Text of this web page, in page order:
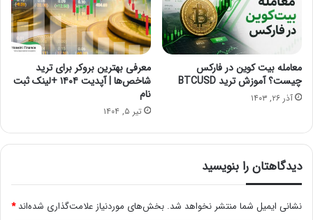
معامله بیت کوین در فارکس
چیست؟ آموزش ترید BTCUSD
آذر ۲۶, ۱۴۰۳
معرفی بهترین بروکر برای ترید
شاخص‌ها | آپدیت ۱۴۰۴ +لینک ثبت
نام
تیر ۵, ۱۴۰۴
دیدگاهتان را بنویسید
نشانی ایمیل شما منتشر نخواهد شد. بخش‌های موردنیاز علامت‌گذاری شده‌اند*